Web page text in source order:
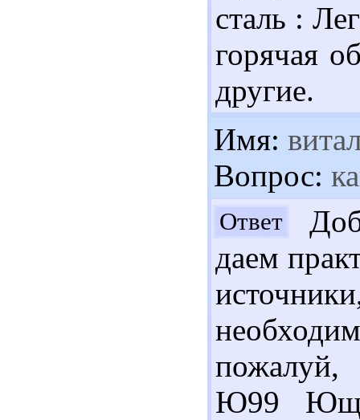
сталь :
горячая
другие.
Имя:
Вопрос:
Ответ
даем
пожалуй,
Ю99